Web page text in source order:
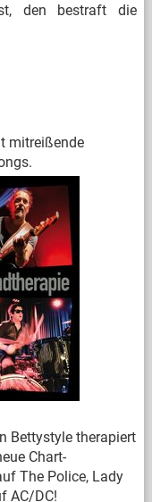
den bestraft die
mitreißende
Bettystyle therapiert
Chart-
The Police, Lady
AC/DC!